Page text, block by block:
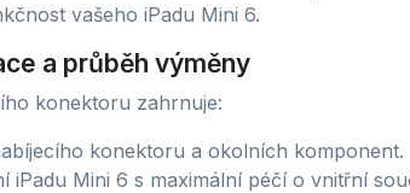
vašeho iPadu Mini 6.
a průběh výměny
konektoru zahrnuje:
konektoru a okolních komponent.
iPadu Mini 6 s maximální péčí o vnitřní